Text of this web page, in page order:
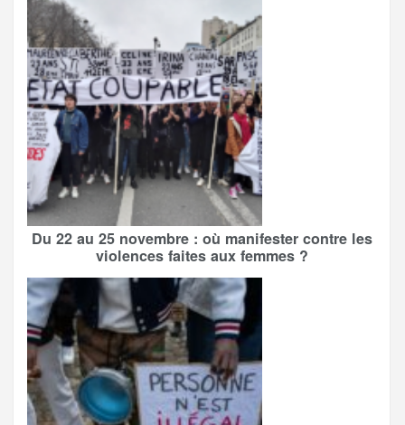
Du 22 au 25 novembre : où manifester contre les
violences faites aux femmes ?